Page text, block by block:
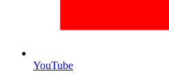
YouTube